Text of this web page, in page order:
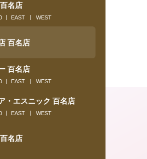
名店
EAST WEST
百名店
百名店
EAST WEST
・エスニック 百名店
EAST WEST
名店